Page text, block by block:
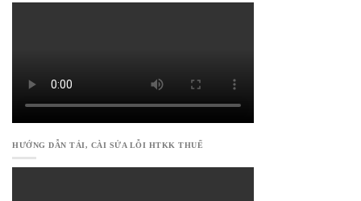
HƯỚNG DẪN TẢI, CÀI SỬA LỖI HTKK THUẾ